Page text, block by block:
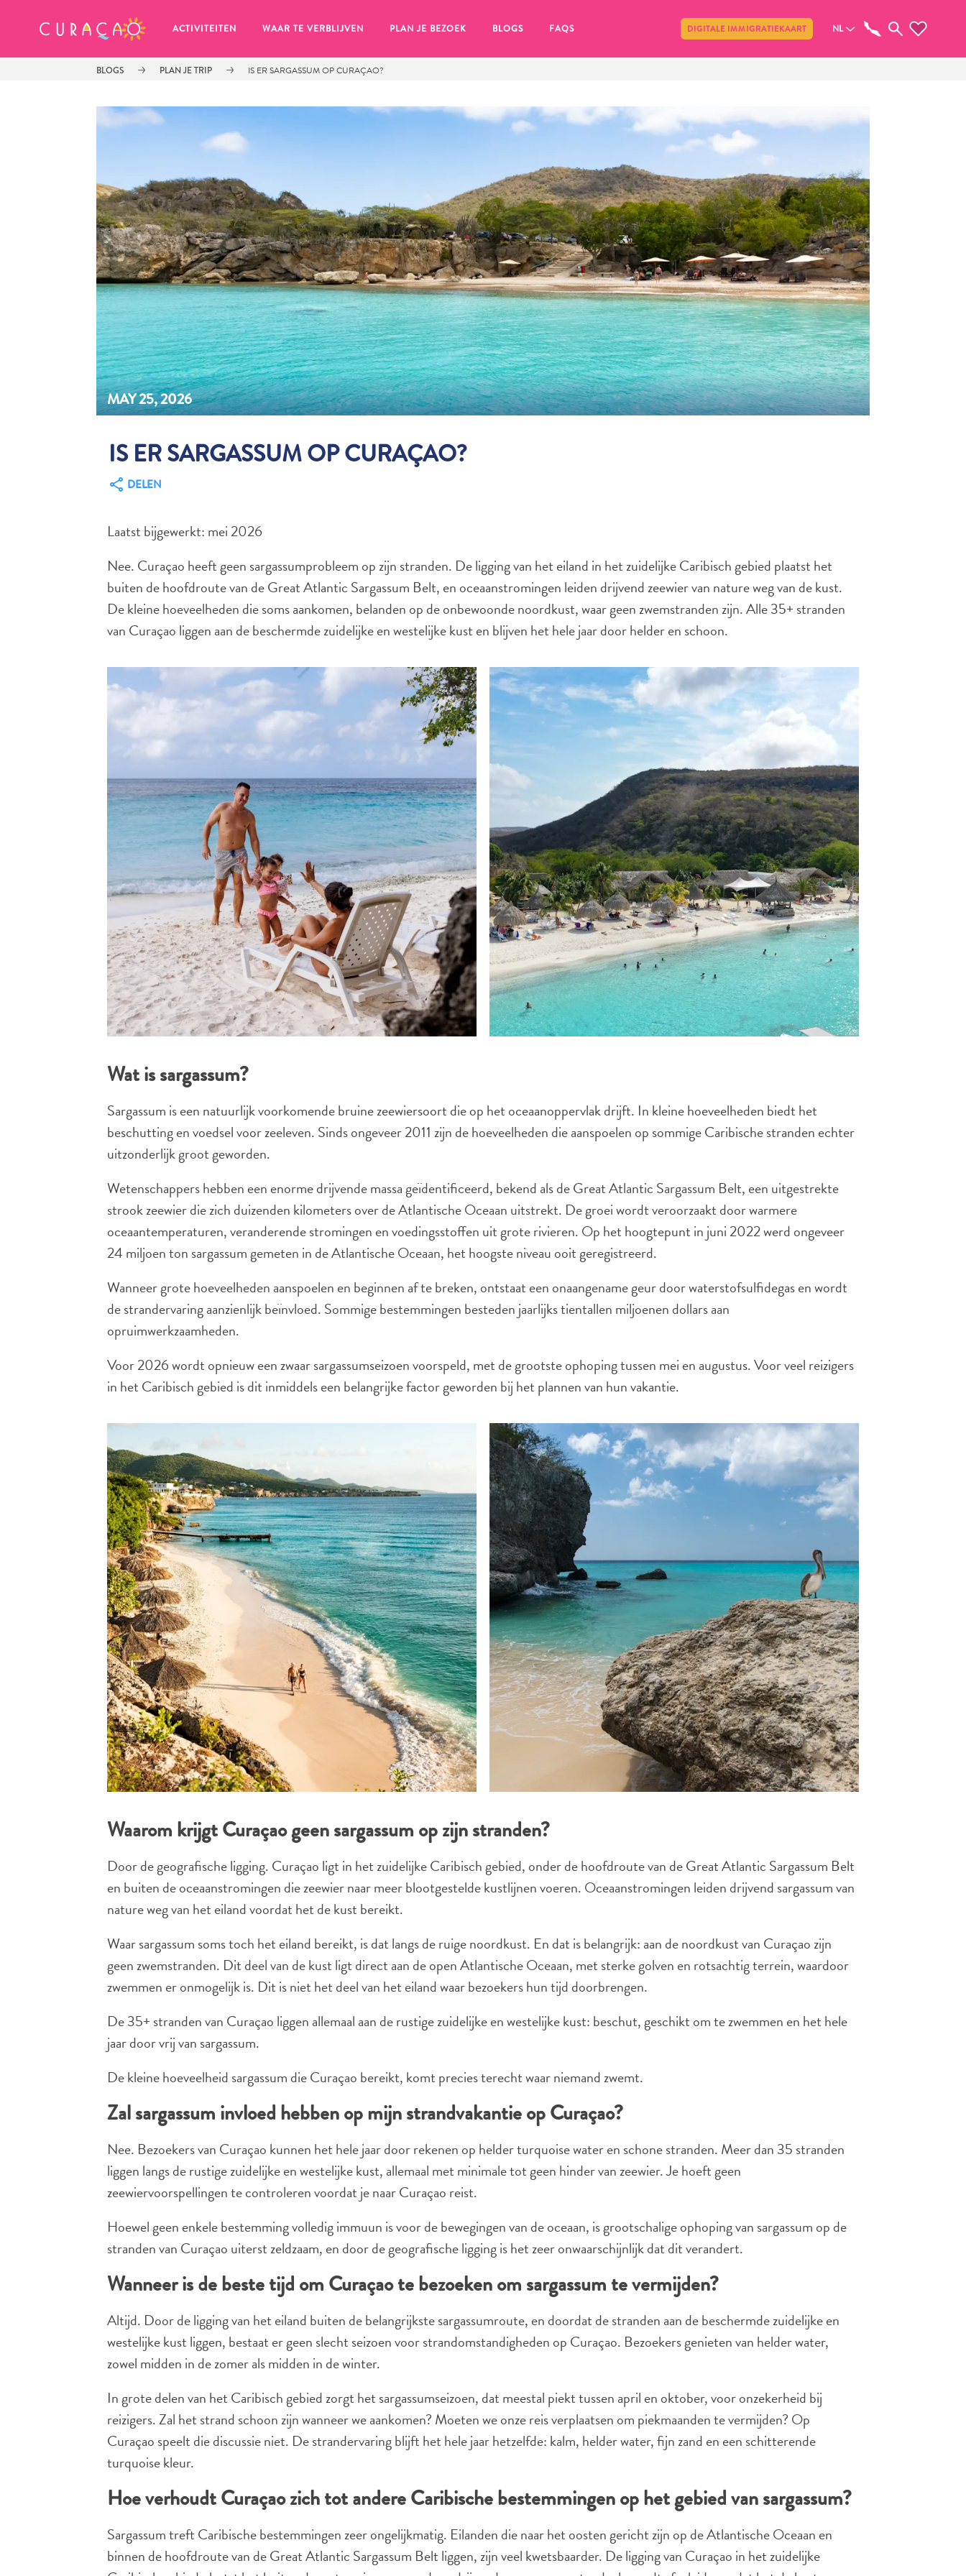
ACTIVITEITEN WAAR TE VERBLIJVEN PLAN JE BEZOEK BLOGS FAQS DIGITALE IMMIGRATIEKAART NL
BLOGS PLAN JE TRIP IS ER SARGASSUM OP CURAÇAO?
MAY 25, 2026
IS ER SARGASSUM OP CURAÇAO?
DELEN
WHATSAPP
FACEBOOK
X
E-MAIL
LINK KOPIËREN
Laatst bijgewerkt: mei 2026
Nee. Curaçao heeft geen sargassumprobleem op zijn stranden. De ligging van het eiland in het zuidelijke Caribisch gebied plaatst het
buiten de hoofdroute van de Great Atlantic Sargassum Belt, en oceaanstromingen leiden drijvend zeewier van nature weg van de kust.
De kleine hoeveelheden die soms aankomen, belanden op de onbewoonde noordkust, waar geen zwemstranden zijn. Alle 35+ stranden
van Curaçao liggen aan de beschermde zuidelijke en westelijke kust en blijven het hele jaar door helder en schoon.
Wat is sargassum?
Sargassum is een natuurlijk voorkomende bruine zeewiersoort die op het oceaanoppervlak drijft. In kleine hoeveelheden biedt het
beschutting en voedsel voor zeeleven. Sinds ongeveer 2011 zijn de hoeveelheden die aanspoelen op sommige Caribische stranden echter
uitzonderlijk groot geworden.
Wetenschappers hebben een enorme drijvende massa geïdentificeerd, bekend als de Great Atlantic Sargassum Belt, een uitgestrekte
strook zeewier die zich duizenden kilometers over de Atlantische Oceaan uitstrekt. De groei wordt veroorzaakt door warmere
oceaantemperaturen, veranderende stromingen en voedingsstoffen uit grote rivieren. Op het hoogtepunt in juni 2022 werd ongeveer
24 miljoen ton sargassum gemeten in de Atlantische Oceaan, het hoogste niveau ooit geregistreerd.
Wanneer grote hoeveelheden aanspoelen en beginnen af te breken, ontstaat een onaangename geur door waterstofsulfidegas en wordt
de strandervaring aanzienlijk beïnvloed. Sommige bestemmingen besteden jaarlijks tientallen miljoenen dollars aan
opruimwerkzaamheden.
Voor 2026 wordt opnieuw een zwaar sargassumseizoen voorspeld, met de grootste ophoping tussen mei en augustus. Voor veel reizigers
in het Caribisch gebied is dit inmiddels een belangrijke factor geworden bij het plannen van hun vakantie.
Waarom krijgt Curaçao geen sargassum op zijn stranden?
Door de geografische ligging. Curaçao ligt in het zuidelijke Caribisch gebied, onder de hoofdroute van de Great Atlantic Sargassum Belt
en buiten de oceaanstromingen die zeewier naar meer blootgestelde kustlijnen voeren. Oceaanstromingen leiden drijvend sargassum van
nature weg van het eiland voordat het de kust bereikt.
Waar sargassum soms toch het eiland bereikt, is dat langs de ruige noordkust. En dat is belangrijk: aan de noordkust van Curaçao zijn
geen zwemstranden. Dit deel van de kust ligt direct aan de open Atlantische Oceaan, met sterke golven en rotsachtig terrein, waardoor
zwemmen er onmogelijk is. Dit is niet het deel van het eiland waar bezoekers hun tijd doorbrengen.
De 35+ stranden van Curaçao liggen allemaal aan de rustige zuidelijke en westelijke kust: beschut, geschikt om te zwemmen en het hele
jaar door vrij van sargassum.
De kleine hoeveelheid sargassum die Curaçao bereikt, komt precies terecht waar niemand zwemt.
Zal sargassum invloed hebben op mijn strandvakantie op Curaçao?
Nee. Bezoekers van Curaçao kunnen het hele jaar door rekenen op helder turquoise water en schone stranden. Meer dan 35 stranden
liggen langs de rustige zuidelijke en westelijke kust, allemaal met minimale tot geen hinder van zeewier. Je hoeft geen
zeewiervoorspellingen te controleren voordat je naar Curaçao reist.
Hoewel geen enkele bestemming volledig immuun is voor de bewegingen van de oceaan, is grootschalige ophoping van sargassum op de
stranden van Curaçao uiterst zeldzaam, en door de geografische ligging is het zeer onwaarschijnlijk dat dit verandert.
Wanneer is de beste tijd om Curaçao te bezoeken om sargassum te vermijden?
Altijd. Door de ligging van het eiland buiten de belangrijkste sargassumroute, en doordat de stranden aan de beschermde zuidelijke en
westelijke kust liggen, bestaat er geen slecht seizoen voor strandomstandigheden op Curaçao. Bezoekers genieten van helder water,
zowel midden in de zomer als midden in de winter.
In grote delen van het Caribisch gebied zorgt het sargassumseizoen, dat meestal piekt tussen april en oktober, voor onzekerheid bij
reizigers. Zal het strand schoon zijn wanneer we aankomen? Moeten we onze reis verplaatsen om piekmaanden te vermijden? Op
Curaçao speelt die discussie niet. De strandervaring blijft het hele jaar hetzelfde: kalm, helder water, fijn zand en een schitterende
turquoise kleur.
Hoe verhoudt Curaçao zich tot andere Caribische bestemmingen op het gebied van sargassum?
Sargassum treft Caribische bestemmingen zeer ongelijkmatig. Eilanden die naar het oosten gericht zijn op de Atlantische Oceaan en
binnen de hoofdroute van de Great Atlantic Sargassum Belt liggen, zijn veel kwetsbaarder. De ligging van Curaçao in het zuidelijke
MIJN FAVORIETEN Delen
Zo te zien heb je nog geen
favoriete plekken opgeslagen.
Wanneer je iets op wil slaan om later nog eens te bekijken, klik op het
LINK KOPIËREN